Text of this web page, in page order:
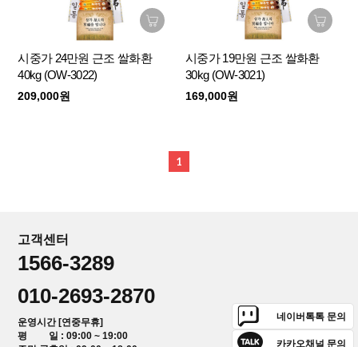
시중가 24만원 근조 쌀화환
40kg (OW-3022)
209,000원
시중가 19만원 근조 쌀화환
30kg (OW-3021)
169,000원
1
고객센터
1566-3289
010-2693-2870
운영시간 [연중무휴]
평 일 : 09:00 ~ 19:00
네이버톡톡 문의
카카오채널 문의